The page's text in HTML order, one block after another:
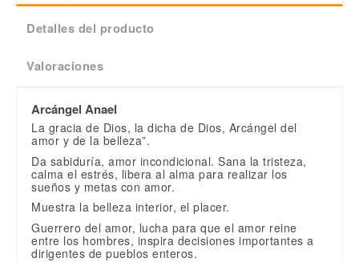
Detalles del producto
Valoraciones
Arcángel Anael
La gracia de Dios, la dicha de Dios, Arcángel del
amor y de la belleza”.
Da sabiduría, amor incondicional. Sana la tristeza,
calma el estrés, libera al alma para realizar los
sueños y metas con amor.
Muestra la belleza interior, el placer.
Guerrero del amor, lucha para que el amor reine
entre los hombres, inspira decisiones importantes a
dirigentes de pueblos enteros.